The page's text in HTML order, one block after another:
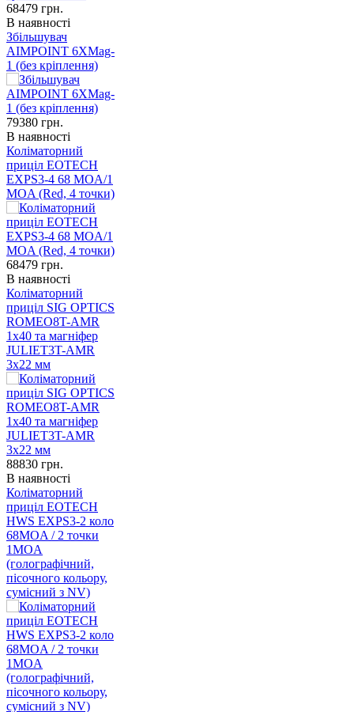
68479 грн.
В наявності
Збільшувач
AIMPOINT 6XMag-
1 (без кріплення)
79380 грн.
В наявності
Коліматорний
приціл EOTECH
EXPS3-4 68 MOA/1
MOA (Red, 4 точки)
68479 грн.
В наявності
Коліматорний
приціл SIG OPTICS
ROMEO8T-AMR
1x40 та магніфер
JULIET3T-AMR
3x22 мм
88830 грн.
В наявності
Коліматорний
приціл EOTECH
HWS EXPS3-2 коло
68MOA / 2 точки
1MOA
(голографічний,
пісочного кольору,
сумісний з NV)